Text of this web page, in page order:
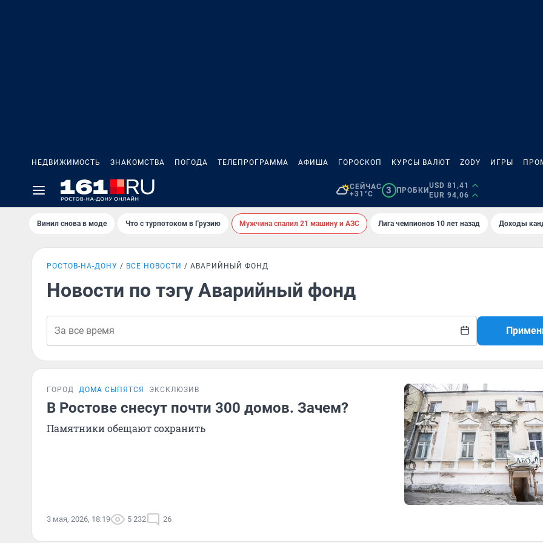
НЕДВИЖИМОСТЬ ЗНАКОМСТВА ПОГОДА ТЕЛЕПРОГРАММА АФИША ГОРОСКОП КУРСЫ ВАЛЮТ ZODY ИГРЫ
СЕЙЧАС
+31°C
3 ПРОБКИ
USD 81,41
EUR 94,06
Винил снова в моде Что с турпотоком в Грузию Мужчина спалил 21 машину и АЗС Лига чемпионов 10 лет назад Доходы
РОСТОВ-НА-ДОНУ ВСЕ НОВОСТИ АВАРИЙНЫЙ ФОНД
Новости по тэгу Аварийный фонд
ГОРОД ДОМА СЫПЯТСЯ ЭКСКЛЮЗИВ
В Ростове снесут почти 300 домов. Зачем?
Памятники обещают сохранить
3 мая, 2026, 18:19 5 232 26